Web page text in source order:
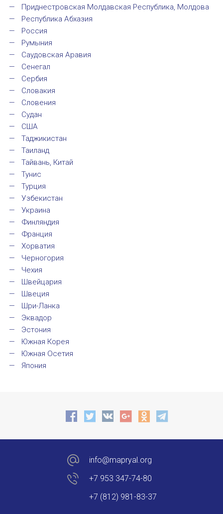
Год Ф.М. Достоевского: обзор мероприятий
Международный образовательно-
Форум в Гаване «Русская литература в
Мобильное приложение TORFL GO
БИБЛИОТЕКА МАПРЯЛ
info@mapryal.org
Приднестровская Молдавская Республика, Молдова
Республика Абхазия
Россия
Румыния
Саудовская Аравия
Сенегал
Сербия
Словакия
Словения
Судан
США
Таджикистан
Таиланд
Тайвань, Китай
Тунис
Турция
Узбекистан
Украина
Финляндия
Франция
Хорватия
Черногория
Чехия
Швейцария
Швеция
Шри-Ланка
Эквадор
Эстония
Южная Корея
Южная Осетия
Япония
info@mapryal.org
+7 953 347-74-80
+7 (812) 981-83-37